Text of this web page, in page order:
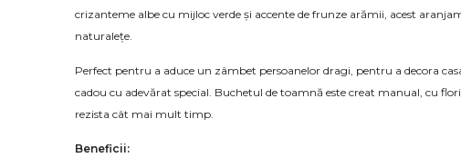
crizanteme albe cu mijloc verde și accente de frunze arămii, acest
naturalețe.
Perfect pentru a aduce un zâmbet persoanelor dragi, pentru a decora
cadou cu adevărat special. Buchetul de toamnă este creat manual, cu
rezista cât mai mult timp.
Beneficii: